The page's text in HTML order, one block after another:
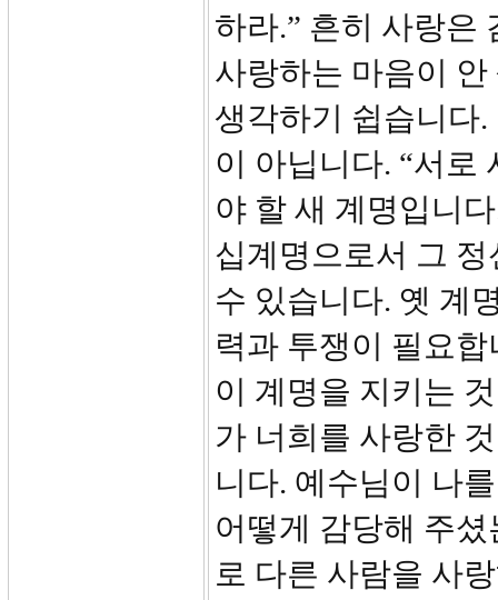
하라.” 흔히 사랑은
사랑하는 마음이
생각하기 쉽습니다
이 아닙니다. “서로
야 할 새 계명입니
십계명으로서 그
수 있습니다. 옛 계
력과 투쟁이 필요
이 계명을 지키는
가 너희를 사랑한
니다. 예수님이 나
어떻게 감당해 주
로 다른 사람을 사